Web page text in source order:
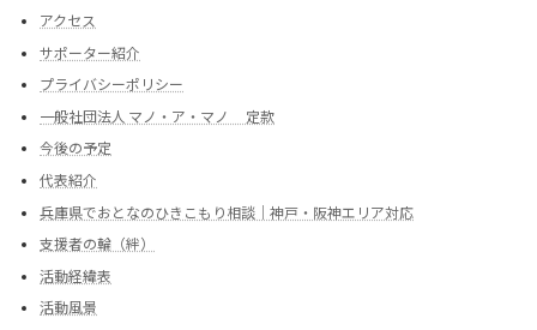
アクセス
サポーター紹介
プライバシーポリシー
一般社団法人 マノ・ア・マノ 定款
今後の予定
代表紹介
兵庫県でおとなのひきこもり相談｜神戸・阪神エリア対応
支援者の輪（絆）
活動経緯表
活動風景